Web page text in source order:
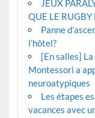
JEUX
QUE LE RUGBY
Panne
l’hôtel?
[En salles]
Montessori a
neuroatypiques
Les étapes
vacances avec